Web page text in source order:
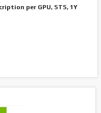
per GPU, STS, 1Y